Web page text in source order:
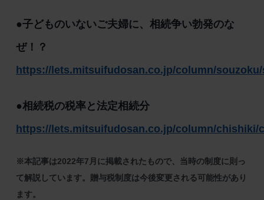
●子どものいないご夫婦に、相続争い勃発のな
ぜ！？
https://lets.mitsuifudosan.co.jp/column/
●相続税の税率と法定相続分
https://lets.mitsuifudosan.co.jp/column/chishiki/
※本記事は2022年7月に掲載されたもので、当時の制度に則っ
て解説しています。贈与税制度は今後変更される可能性があり
ます。